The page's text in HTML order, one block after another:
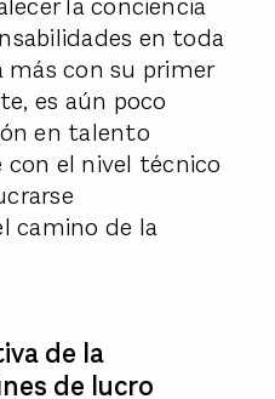
en toda
más con su primer
es aún poco
en talento
el nivel técnico
camino de la
de la
de lucro